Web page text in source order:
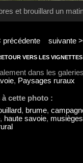
et brouillard un
précédente suivante
VERS LES VIGNETTES
dans les
, Paysages ruraux
à cette photo :
, brume,
, haute savoie, musièges